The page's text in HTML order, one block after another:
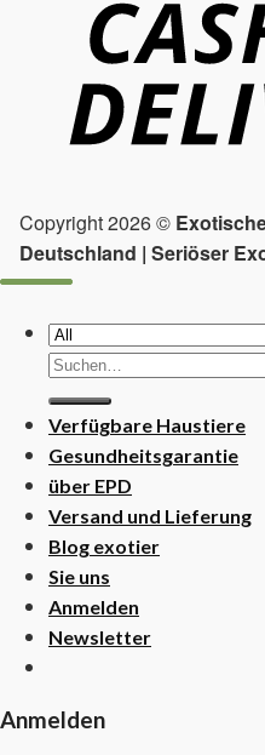
Copyright 2026 ©
Deutschland | Seriöser
Suchen
nach:
Verfügbare Haustiere
Gesundheitsgarantie
über EPD
Versand und Lieferung
Blog exotier
Sie uns
Anmelden
Newsletter
Anmelden